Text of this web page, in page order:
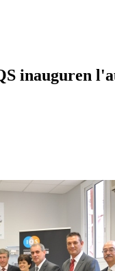
inauguren